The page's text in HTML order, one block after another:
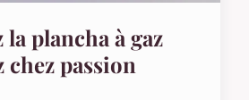
plancha à gaz
chez passion